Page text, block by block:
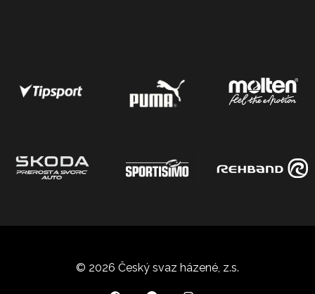
© 2026 Český svaz házené, z.s.